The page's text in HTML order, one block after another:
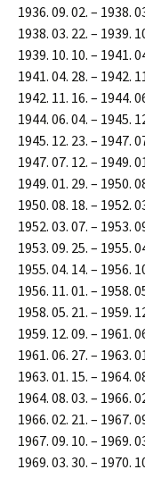
1936. 09. 02. – 1938.
1938. 03. 22. – 1939.
1939. 10. 10. – 1941.
1941. 04. 28. –
1942. 11. 16. –
1944. 06. 04. – 1945.
1945. 12. 23. –
1947. 07. 12. –
1949. 01. 29. –
1950. 08. 18. – 1952.
1952. 03. 07. –
1953. 09. 25. – 1955.
1955. 04. 14. – 1956.
1956. 11. 01. – 1958.
1958. 05. 21. – 1959.
1959. 12. 09. –
1961. 06. 27. –
1963. 01. 15. – 1964.
1964. 08. 03. –
1966. 02. 21. –
1967. 09. 10. –
1969. 03. 30. – 1970.